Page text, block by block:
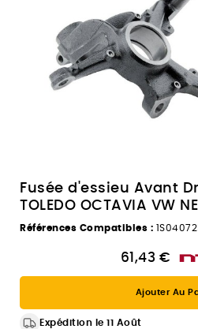
Fusée d'essieu Avant
TOLEDO OCTAVIA VW
Références Compatibles :
61,43 €
Ajouter Au
Expédition le 11 Août